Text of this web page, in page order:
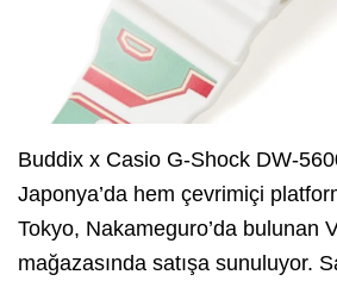
Buddix x Casio G-Shock DW-
Japonya’da hem çevrimiçi
Tokyo, Nakameguro’da bulunan
mağazasında satışa sunuluyor.